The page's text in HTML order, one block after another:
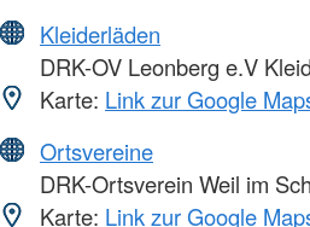
Kleiderläden
DRK-OV Leonberg e.V
Karte: Link zur Google
Ortsvereine
DRK-Ortsverein Weil im
Karte: Link zur Google